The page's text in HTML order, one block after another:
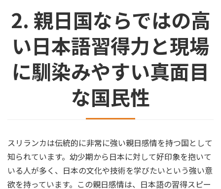
2. 親日国ならではの高
い日本語習得力と現場
に馴染みやすい真面目
な国民性
スリランカは伝統的に非常に強い親日感情を持つ国として
知られています。幼少期から日本に対して好印象を抱いて
いる人が多く、日本の文化や技術を学びたいという強い意
欲を持っています。この親日感情は、日本語の習得スピー